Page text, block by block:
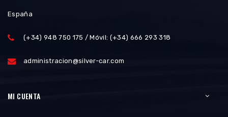
España
(+34) 948 750 175 / Móvil: (+34) 666 293 318
administracion@silver-car.com
MI CUENTA